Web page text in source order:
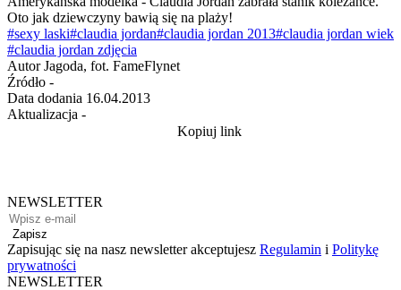
Oto jak dziewczyny bawią się na plaży!
#sexy laski#claudia jordan#claudia jordan 2013#claudia jordan wiek
#claudia jordan zdjęcia
Autor Jagoda, fot. FameFlynet
Źródło -
Data dodania 16.04.2013
Aktualizacja -
Kopiuj link
NEWSLETTER
Zapisz
Zapisując się na nasz newsletter akceptujesz Regulamin i Politykę
prywatności
NEWSLETTER